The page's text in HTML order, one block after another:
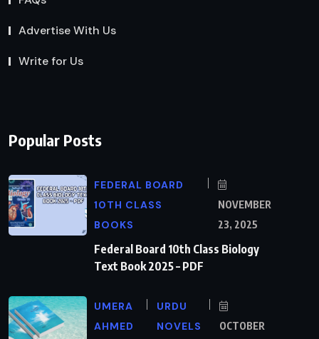
Advertise With Us
Write for Us
Popular Posts
FEDERAL BOARD
10TH CLASS
BOOKS
NOVEMBER
23, 2025
Federal Board 10th Class Biology
Text Book 2025 – PDF
UMERA
AHMED
URDU
NOVELS
OCTOBER